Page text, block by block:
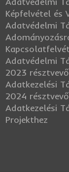
Képfelvétel és
Adatvédelmi
Adatvédelmi
2023
Adatkezelési
2024
Adatkezelési
Projekthez